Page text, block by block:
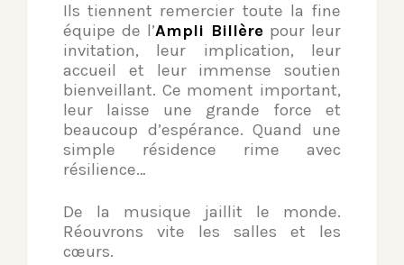
Ils tiennent remercier toute la fine
équipe de l’Ampli Billère pour leur
invitation, leur implication, leur
accueil et leur immense soutien
bienveillant. Ce moment important,
leur laisse une grande force et
beaucoup d’espérance. Quand une
simple résidence rime avec
résilience…
De la musique jaillit le monde.
Réouvrons vite les salles et les
cœurs.